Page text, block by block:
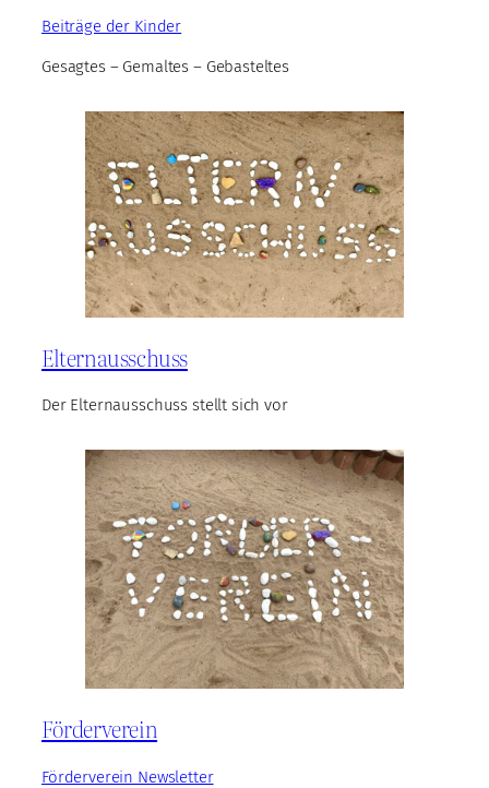
Beiträge der Kinder
Gesagtes – Gemaltes – Gebasteltes
Elternausschuss
Der Elternausschuss stellt sich vor
Förderverein
Förderverein Newsletter